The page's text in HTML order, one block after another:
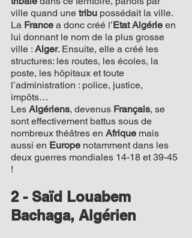
ville quand une tribu possédait la ville.
La France a donc créé l’Etat Algérie en
lui donnant le nom de la plus grosse
ville : Alger. Ensuite, elle a créé les
structures: les routes, les écoles, la
poste, les hôpitaux et toute
l’administration : police, justice,
impôts…
Les Algériens, devenus Français, se
sont effectivement battus sous de
nombreux théâtres en Afrique mais
aussi en Europe notamment dans les
deux guerres mondiales 14-18 et 39-45
!
2 - Saïd
Louabem
Bachaga, Algérien